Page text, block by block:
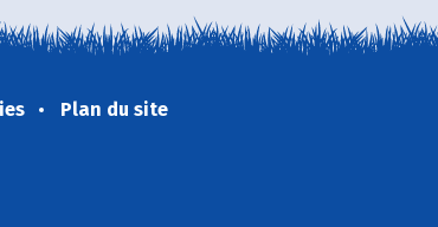
Plan du site